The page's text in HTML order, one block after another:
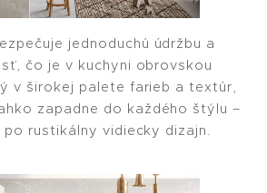
jednoduchú údržbu a
čo je v kuchyni obrovskou
v širokej palete farieb a textúr,
zapadne do každého štýlu –
po rustikálny vidiecky dizajn.